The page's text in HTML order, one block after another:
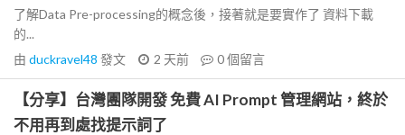
了解Data Pre-processing的概念後，接著就是要實作了 資料下載
的...
由 duckravel48 發文 2 天前 0個留言
【分享】台灣團隊開發 免費 AI Prompt 管理網站，終於
不用再到處找提示詞了